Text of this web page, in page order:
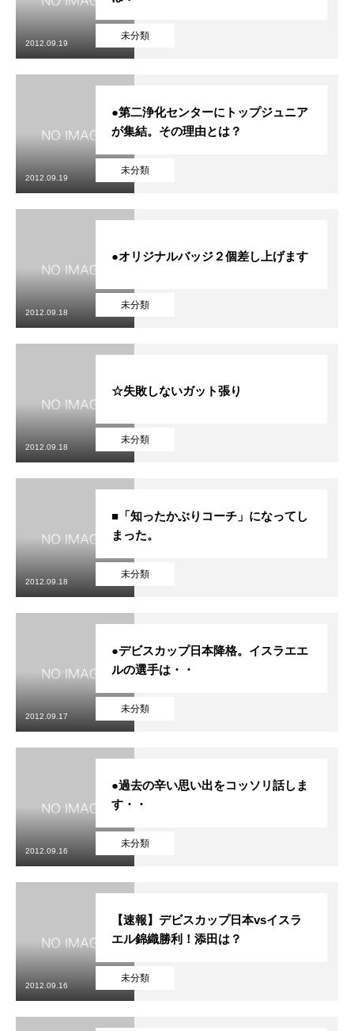
未分類
2012.09.19
未分類
●第二浄化センターにトップジュニア
が集結。その理由とは？
2012.09.19
未分類
●オリジナルバッジ２個差し上げます
2012.09.18
未分類
☆失敗しないガット張り
2012.09.18
未分類
■「知ったかぶりコーチ」になってし
まった。
2012.09.18
未分類
●デビスカップ日本降格。イスラエエ
ルの選手は・・
2012.09.17
未分類
●過去の辛い思い出をコッソリ話しま
す・・
2012.09.16
未分類
【速報】デビスカップ日本vsイスラ
エル錦織勝利！添田は？
2012.09.16